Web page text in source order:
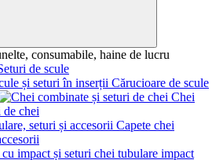
consumabile, haine de lucru
de scule
Cărucioare de scule
Chei
de chei
Capete chei